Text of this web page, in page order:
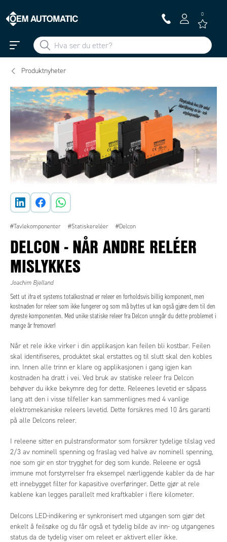
0
Produktnyheter
#Tavlekomponenter #Statiskereléer #Delcon
DELCON - NÅR ANDRE RELÉER
MISLYKKES
Joachim Bjelland
Sett ut ifra et systems totalkostnad er releer en forholdsvis billig komponent, men
kostnaden for releer som ikke fungerer og som må byttes ut kan også gjøre dem til den
dyreste komponenten. Med unike statiske releer fra Delcon unngår du dette problemet i
mange år fremover!
Når et rele ikke virker i din applikasjon kan feilen bli kostbar. Feilen
skal identifiseres, produktet skal erstattes og til slutt skal den kobles
inn. Innen alle trinn er klare og applikasjonen i gang igjen kan
kostnaden ha dratt i vei. Ved bruk av statiske releer fra Delcon
behøver du ikke bekymre deg for dette. Releenes levetid er såpass
lang att den i visse tilfeller kan sammenlignes med 4 vanlige
elektromekaniske releers levetid. Dette forsikres med 10 års garanti
på alle Delcons releer.
I releene sitter en pulstransformator som forsikrer tydelige tilslag ved
2/3 av nominell spenning og fraslag ved halve av nominell spenning,
noe som gir en stor trygghet for deg som kunde. Releene er også
immune mot forstyrrelser fra eksempel nærliggende kabler da de har
ett innebygget filter for kapasitive overføringer. Dette gjør at rele
kablene kan legges parallelt med kraftkabler i flere kilometer.
Delcons LED-indikering er synkronisert med utgangen som gjør det
enkelt å feilsøke og du får også et tydelig bilde av inn- og utgangenes
status da de tydelig viser om releet er aktivert eller ikke.